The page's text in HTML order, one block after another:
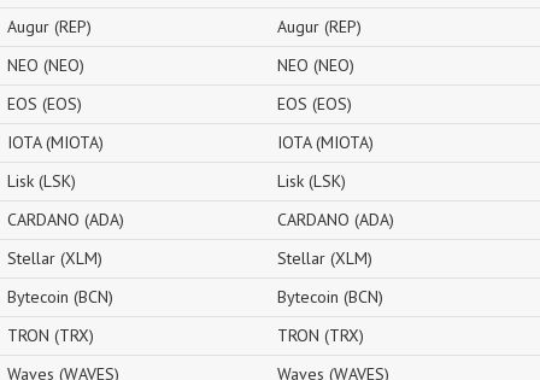
Augur (REP)
NEO (NEO)
EOS (EOS)
IOTA (MIOTA)
Lisk (LSK)
CARDANO (ADA)
Stellar (XLM)
Bytecoin (BCN)
TRON (TRX)
Waves (WAVES)
Augur (REP)
NEO (NEO)
EOS (EOS)
IOTA (MIOTA)
Lisk (LSK)
CARDANO (ADA)
Stellar (XLM)
Bytecoin (BCN)
TRON (TRX)
Waves (WAVES)